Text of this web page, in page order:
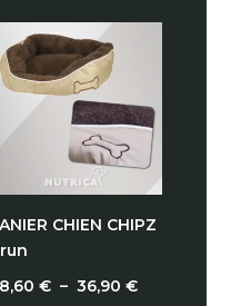
CHIEN CHIPZ
€ – 36,90€Plage